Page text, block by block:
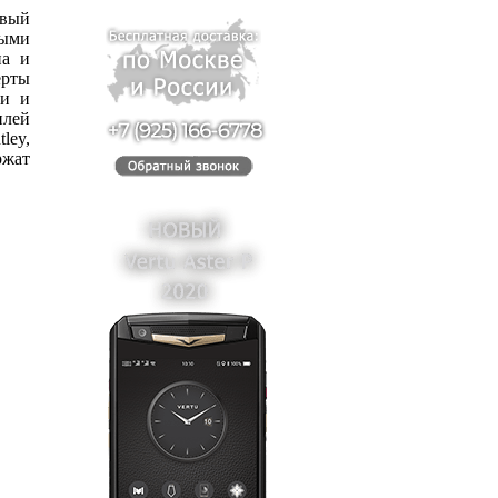
и
и